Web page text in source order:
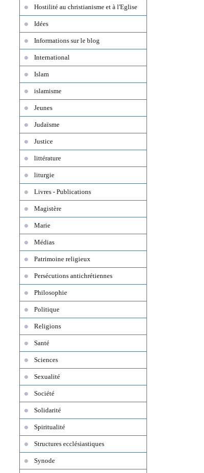
Hostilité au christianisme et à l'Eglise
Idées
Informations sur le blog
International
Islam
islamisme
Jeunes
Judaïsme
Justice
littérature
liturgie
Livres - Publications
Magistère
Marie
Médias
Patrimoine religieux
Persécutions antichrétiennes
Philosophie
Politique
Religions
Santé
Sciences
Sexualité
Société
Solidarité
Spiritualité
Structures ecclésiastiques
Synode